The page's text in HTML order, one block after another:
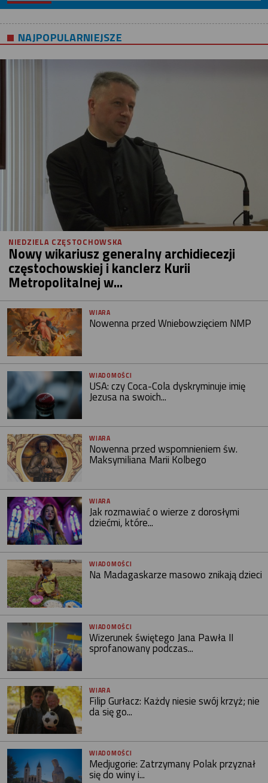
NAJPOPULARNIEJSZE
NIEDZIELA CZĘSTOCHOWSKA
Nowy wikariusz generalny archidiecezji
częstochowskiej i kanclerz Kurii
Metropolitalnej w...
WIARA
Nowenna przed Wniebowzięciem NMP
WIADOMOŚCI
USA: czy Coca-Cola dyskryminuje imię
Jezusa na swoich...
WIARA
Nowenna przed wspomnieniem św.
Maksymiliana Marii Kolbego
WIARA
Jak rozmawiać o wierze z dorosłymi
dziećmi, które...
WIADOMOŚCI
Na Madagaskarze masowo znikają dzieci
WIADOMOŚCI
Wizerunek świętego Jana Pawła II
sprofanowany podczas...
WIARA
Filip Gurłacz: Każdy niesie swój krzyż; nie
da się go...
WIADOMOŚCI
Medjugorie: Zatrzymany Polak przyznał
się do winy i...